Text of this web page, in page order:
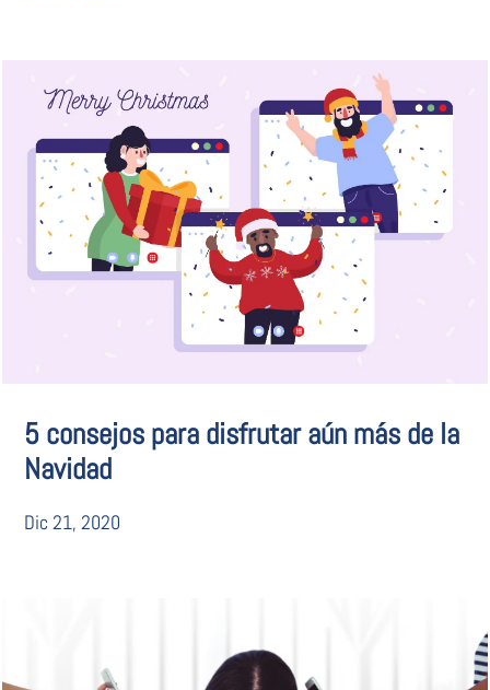
5 consejos para disfrutar aún más de la
Navidad
Dic 21, 2020